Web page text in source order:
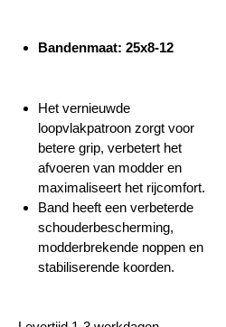
Bandenmaat: 25x8-12
Het vernieuwde
loopvlakpatroon zorgt voor
betere grip, verbetert het
afvoeren van modder en
maximaliseert het rijcomfort.
Band heeft een verbeterde
schouderbescherming,
modderbrekende noppen en
stabiliserende koorden.